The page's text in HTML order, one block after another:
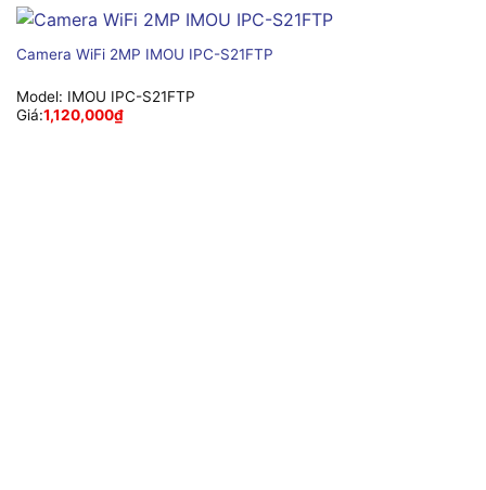
Camera WiFi 2MP IMOU IPC-S21FTP
Model: IMOU IPC-S21FTP
Giá:1,120,000₫